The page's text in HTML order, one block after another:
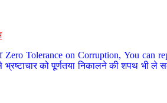
Tolerance on Corruption, You can
को पूर्णतया निकालने की शपथ भी ले